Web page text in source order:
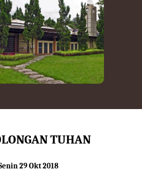
TUHAN
29 Okt 2018